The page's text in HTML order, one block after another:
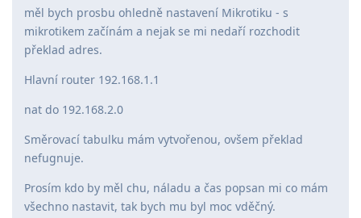
měl bych prosbu ohledně nastavení Mikrotiku - s
mikrotikem začínám a nejak se mi nedaří rozchodit
překlad adres.
Hlavní router 192.168.1.1
nat do 192.168.2.0
Směrovací tabulku mám vytvořenou, ovšem překlad
nefugnuje.
Prosím kdo by měl chu, náladu a čas popsan mi co mám
všechno nastavit, tak bych mu byl moc vděčný.